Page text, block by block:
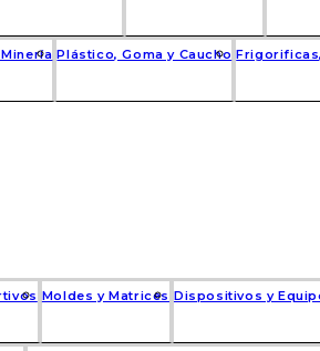
Plástico, Goma y Caucho
Moldes y Matrices Dispositivos y